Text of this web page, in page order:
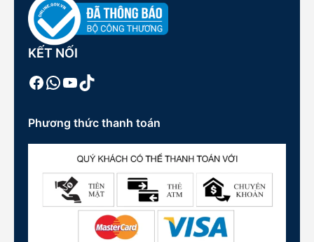
KẾT NỐI
Facebook
WhatsApp
Youtube
TikTok
Phương thức thanh toán